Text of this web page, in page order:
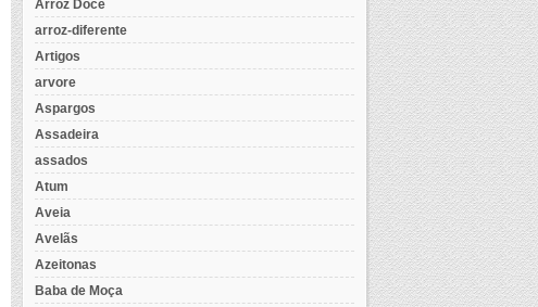
Arroz Doce
arroz-diferente
Artigos
arvore
Aspargos
Assadeira
assados
Atum
Aveia
Avelãs
Azeitonas
Baba de Moça